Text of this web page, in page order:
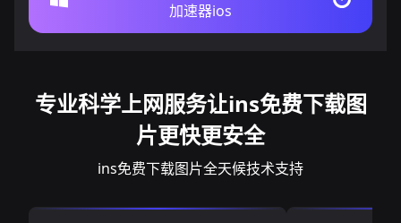
加速器ios
专业科学上网服务让ins免费下载图
片更快更安全
ins免费下载图片全天候技术支持